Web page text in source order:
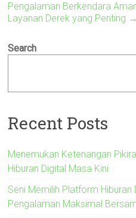
Pengalaman Berkendara
Layanan Derek yang Penting →
Search
Recent Posts
Menemukan Ketenangan
Hiburan Digital Masa Kini
Seni Memilih Platform Hiburan
Pengalaman Maksimal